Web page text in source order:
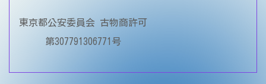
東京都公安委員会 古物商許可
第307791306771号